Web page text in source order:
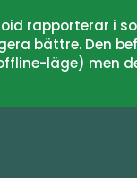
rapporterar i
bättre. Den
läge) men